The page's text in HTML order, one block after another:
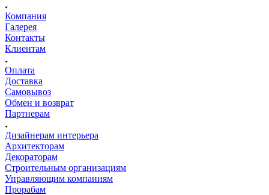
Компания
Галерея
Контакты
Клиентам
Оплата
Доставка
Самовывоз
Обмен и возврат
Партнерам
Дизайнерам интерьера
Архитекторам
Декораторам
Строительным организациям
Управляющим компаниям
Прорабам